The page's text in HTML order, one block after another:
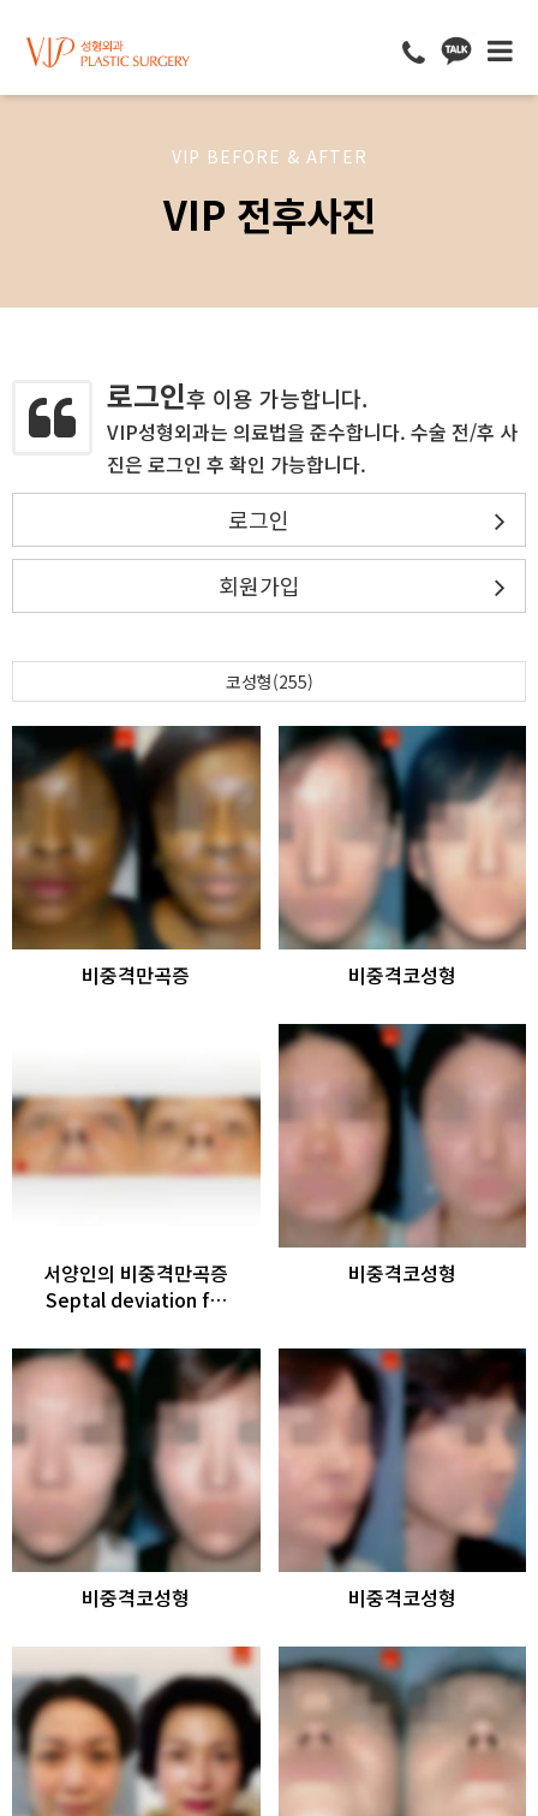
VIP BEFORE & AFTER
VIP 전후사진
로그인후 이용 가능합니다.
VIP성형외과는 의료법을 준수합니다. 수술 전/후 사
진은 로그인 후 확인 가능합니다.
로그인
회원가입
코성형(255)
비중격만곡증 비중격코성형
서양인의 비중격만곡증
Septal deviation f…
비중격코성형
비중격코성형 비중격코성형